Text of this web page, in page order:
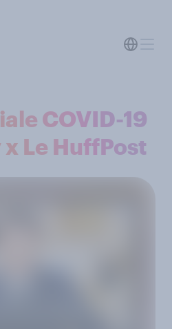
COVID-19
x Le HuffPost